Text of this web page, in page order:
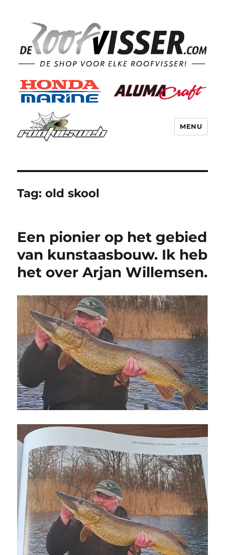
MENU
Tag:old skool
Een pionier op het gebied
van kunstaasbouw. Ik heb
het over Arjan Willemsen.